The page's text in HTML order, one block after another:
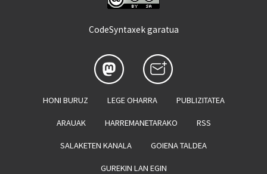
CodeSyntaxek garatua
HONI BURUZ LEGE OHARRA PUBLIZITATEA
ARAUAK HARREMANETARAKO RSS
SALAKETEN KANALA GOIENA TALDEA
GUREKIN LAN EGIN